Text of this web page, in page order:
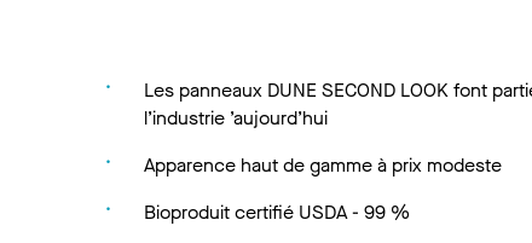
Les panneaux DUNE SECOND LOOK font
l’industrie ’aujourd’hui
Apparence haut de gamme à prix modeste
Bioproduit certifié USDA - 99 %